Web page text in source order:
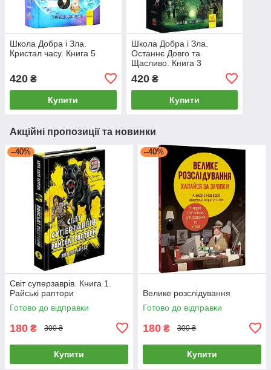
Школа Добра і Зла.
Кристал часу. Книга 5
420 ₴
Купити
Школа Добра і Зла.
Останнє Довго та
Щасливо. Книга 3
420₴
Купити
Акційні пропозиції та новинки
–40%
Світ суперзаврів. Книга 1.
Райські раптори
Готово до відправки
180 ₴ 300 ₴
Купити
–40%
Велике розслідування
Готово до відправки
180 ₴ 300 ₴
Купити